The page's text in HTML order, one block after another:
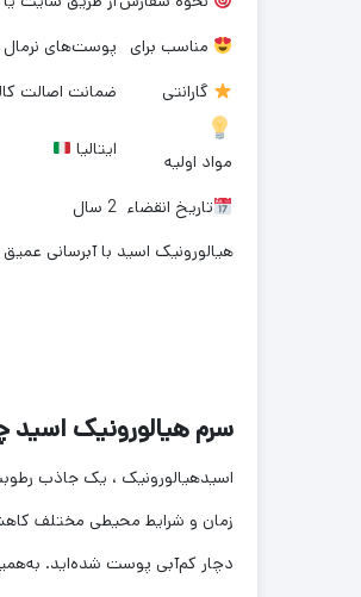
مناسب برای
پوست‌های
گارانتی
ضمانت اصالت
مواد اولیه
ایتالیا
تاریخ انقضاء 2 سال
هیالورونیک اسید با آبرسانی
سرم هیالورونیک
اسیدهیالورونیک ، یک جاذب
زمان و شرایط محیطی مختلف
دچار کم‌آبی پوست شده‌اید.